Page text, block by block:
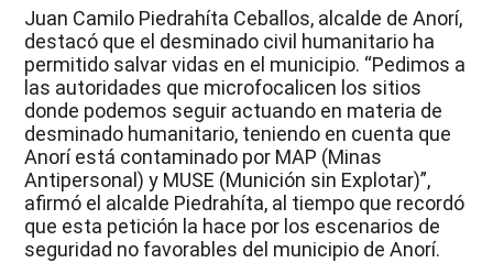
Juan Camilo Piedrahíta Ceballos, alcalde de Anorí,
destacó que el desminado civil humanitario ha
permitido salvar vidas en el municipio. “Pedimos a
las autoridades que microfocalicen los sitios
donde podemos seguir actuando en materia de
desminado humanitario, teniendo en cuenta que
Anorí está contaminado por MAP (Minas
Antipersonal) y MUSE (Munición sin Explotar)”,
afirmó el alcalde Piedrahíta, al tiempo que recordó
que esta petición la hace por los escenarios de
seguridad no favorables del municipio de Anorí.